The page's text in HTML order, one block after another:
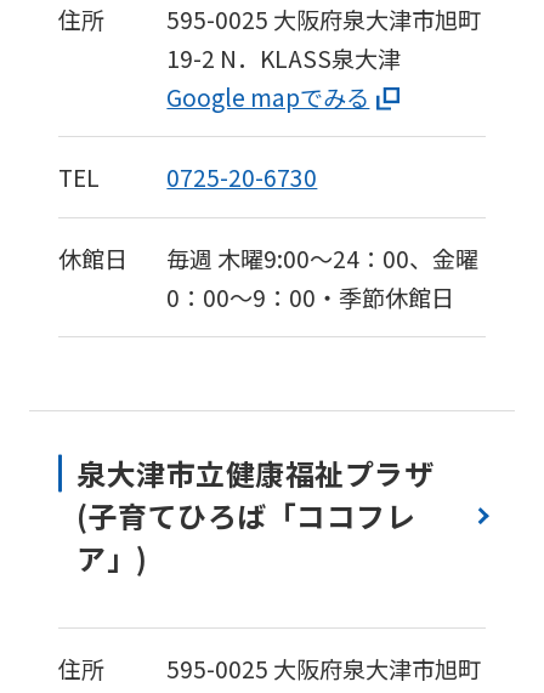
住所 595-0025 大阪府泉大津市旭町
19-2 N．KLASS泉大津
Google mapでみる
TEL 0725-20-6730
休館日
毎週 木曜9:00〜24：00、金曜
0：00〜9：00・季節休館日
泉大津市立健康福祉プラザ
(子育てひろば「ココフレ
ア」)
住所 595-0025 大阪府泉大津市旭町